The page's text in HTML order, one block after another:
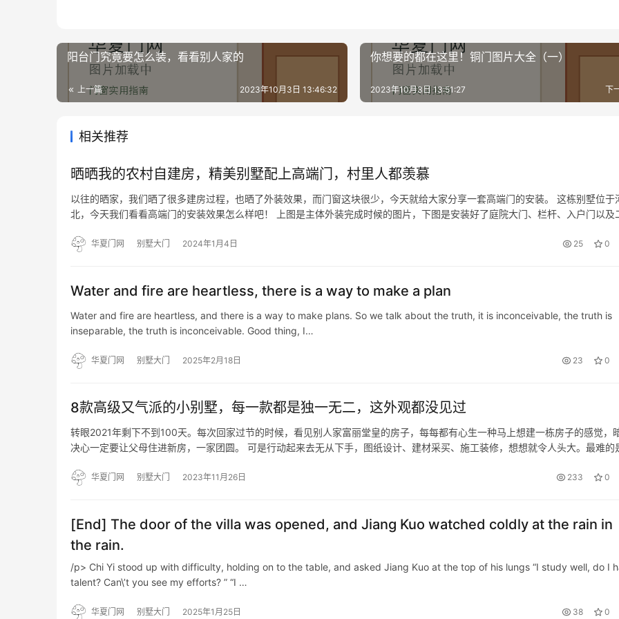
阳台门究竟要怎么装，看看别人家的
上一篇 2023年10月3日 13:46:32
你想要的都在这里！铜门图片大全（一）
下
2023年10月3日 13:51:27
相关推荐
晒晒我的农村自建房，精美别墅配上高端门，村里人都羡慕
以往的晒家，我们晒了很多建房过程，也晒了外装效果，而门窗这块很少，今天就给大家分享一套高端门的安装。 这栋别墅位于
北，今天我们看看高端门的安装效果怎么样吧！ 上图是主体外装完成时候的图片，下图是安装好了庭院大门、栏杆、入户门以及
了中间…华夏门网 别墅大门 2024年1月4日 25 0
Water and fire are heartless, there is a way to make a plan
Water and fire are heartless, and there is a way to make plans. So we talk about the truth, it is inconceivable, the truth is
inseparable, the truth is inconceivable. Good thing, I…
华夏门网 别墅大门 2025年2月18日 23 0
8款高级又气派的小别墅，每一款都是独一无二，这外观都没见过
转眼2021年剩下不到100天。每次回家过节的时候，看见别人家富丽堂皇的房子，每每都有心生一种马上想建一栋房子的感觉，
决心一定要让父母住进新房，一家团圆。 可是行动起来去无从下手，图纸设计、建材采买、施工装修，想想就令人头大。最难的
栈… 华夏门网 别墅大门 2023年11月26日 233 0
[End] The door of the villa was opened, and Jiang Kuo watched coldly at the rain in
the rain.
/p> Chi Yi stood up with difficulty, holding on to the table, and asked Jiang Kuo at the top of his lungs “I study well, do I
talent? Can\’t you see my efforts? ” “I …
华夏门网 别墅大门 2025年1月25日 38 0